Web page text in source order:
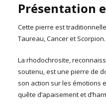
Présentation
Cette pierre est
Taureau, Cancer et Scorpion.
La rhodochrosite,
soutenu, est une pierre de
son action sur les émotions
quête d’apaisement et